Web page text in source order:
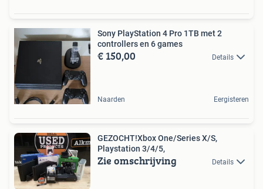
Sony PlayStation 4 Pro 1TB met 2
controllers en 6 games
€ 150,00 Details
Naarden Eergisteren
GEZOCHT!Xbox One/Series X/S,
Playstation 3/4/5,
Zie omschrijving Details